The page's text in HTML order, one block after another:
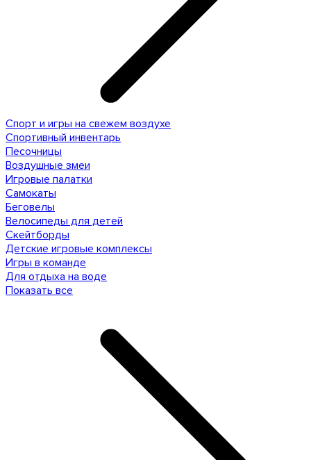
Спорт и игры на свежем воздухе
Спортивный инвентарь
Песочницы
Воздушные змеи
Игровые палатки
Самокаты
Беговелы
Велосипеды для детей
Скейтборды
Детские игровые комплексы
Игры в команде
Для отдыха на воде
Показать все